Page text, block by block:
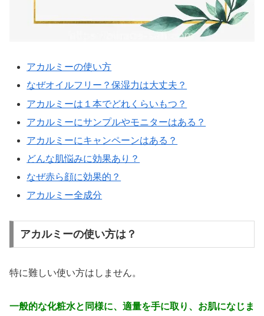
アカルミーの使い方
なぜオイルフリー？保湿力は大丈夫？
アカルミーは１本でどれくらいもつ？
アカルミーにサンプルやモニターはある？
アカルミーにキャンペーンはある？
どんな肌悩みに効果あり？
なぜ赤ら顔に効果的？
アカルミー全成分
アカルミーの使い方は？
特に難しい使い方はしません。
一般的な化粧水と同様に、適量を手に取り、お肌になじま